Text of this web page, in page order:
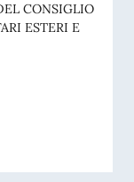
CONSIGLIO
ESTERI E
del lavoro